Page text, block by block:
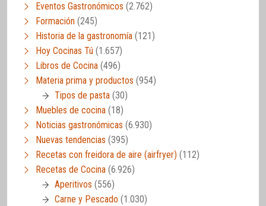
Eventos Gastronómicos (2.762)
Formación (245)
Historia de la gastronomía (121)
Hoy Cocinas Tú (1.657)
Libros de Cocina (496)
Materia prima y productos (954)
Tipos de pasta (30)
Muebles de cocina (18)
Noticias gastronómicas (6.930)
Nuevas tendencias (395)
Recetas con freidora de aire (airfryer) (112)
Recetas de Cocina (6.926)
Aperitivos (556)
Carne y Pescado (1.030)